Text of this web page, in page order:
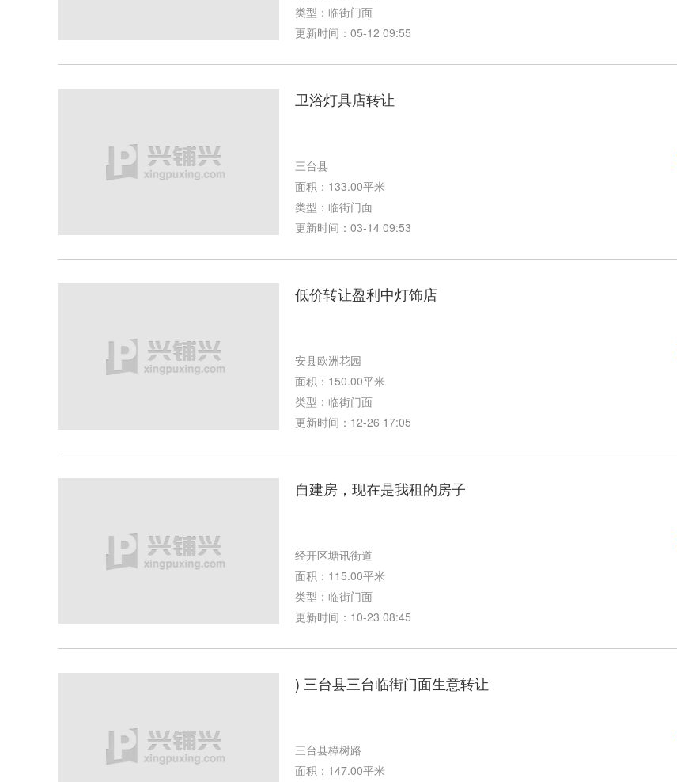
类型：临街门面
更新时间：05-12 09:55
卫浴灯具店转让
三台县
面积：133.00平米
类型：临街门面
更新时间：03-14 09:53
低价转让盈利中灯饰店
安县欧洲花园
面积：150.00平米
类型：临街门面
更新时间：12-26 17:05
自建房，现在是我租的房子
经开区塘讯街道
面积：115.00平米
类型：临街门面
更新时间：10-23 08:45
) 三台县三台临街门面生意转让
三台县樟树路
面积：147.00平米